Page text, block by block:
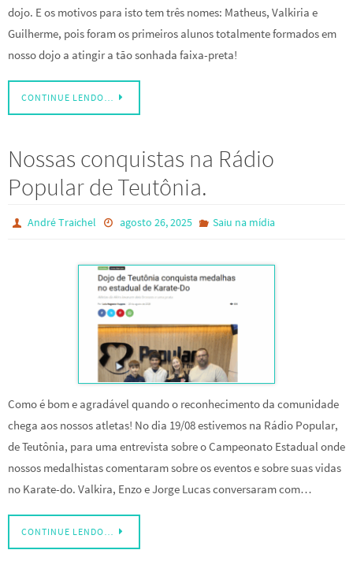
dojo. E os motivos para isto tem três nomes: Matheus, Valkiria e
Guilherme, pois foram os primeiros alunos totalmente formados em
nosso dojo a atingir a tão sonhada faixa-preta!
CONTINUE LENDO…
Nossas conquistas na Rádio
Popular de Teutônia.
André Traichel agosto 26, 2025 Saiu na mídia
Como é bom e agradável quando o reconhecimento da comunidade
chega aos nossos atletas! No dia 19/08 estivemos na Rádio Popular,
de Teutônia, para uma entrevista sobre o Campeonato Estadual onde
nossos medalhistas comentaram sobre os eventos e sobre suas vidas
no Karate-do. Valkira, Enzo e Jorge Lucas conversaram com…
CONTINUE LENDO…